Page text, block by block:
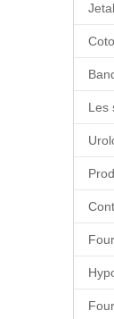
Les